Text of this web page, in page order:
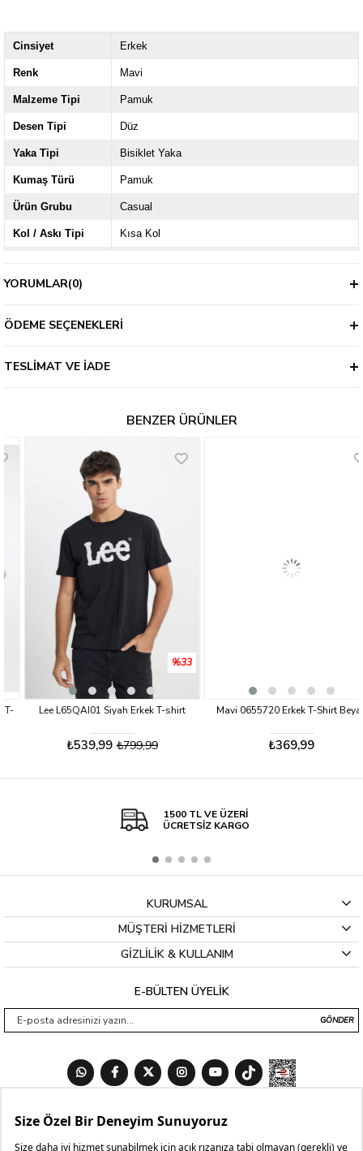
Cinsiyet Erkek
Renk Mavi
Malzeme Tipi Pamuk
Desen Tipi Düz
Yaka Tipi Bisiklet Yaka
Kumaş Türü Pamuk
Ürün Grubu Casual
Kol / Askı Tipi Kısa Kol
Kapama Şekli
YORUMLAR(0)
ÖDEME SEÇENEKLERI
TESLIMAT VE İADE
BENZER ÜRÜNLER
Lee L65QAI01 Siyah Erkek T-shirt
₺539,99 ₺799,99
%33
Mavi 0655720 Erkek T-Shirt Beyaz
₺369,99
1500 TL VE ÜZERİ
ÜCRETSİZ KARGO
KURUMSAL
MÜŞTERİ HİZMETLERİ
GİZLİLİK & KULLANIM
E-BÜLTEN ÜYELİK
GÖNDER